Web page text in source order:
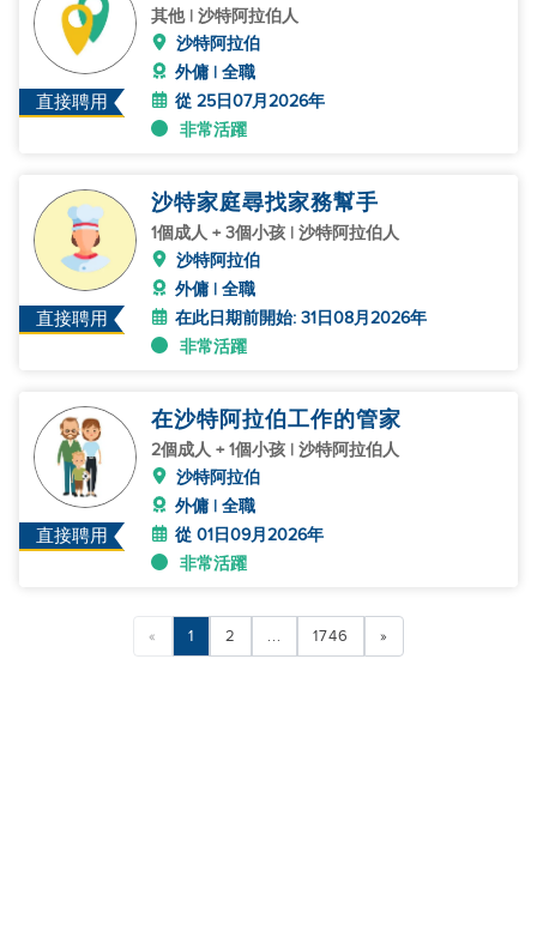
直接聘用
其他 | 沙特阿拉伯人
沙特阿拉伯
外傭 | 全職
從 25日07月2026年
非常活躍
直接聘用
沙特家庭尋找家務幫手
1個成人 + 3個小孩 | 沙特阿拉伯人
沙特阿拉伯
外傭 | 全職
在此日期前開始: 31日08月2026年
非常活躍
直接聘用
在沙特阿拉伯工作的管家
2個成人 + 1個小孩 | 沙特阿拉伯人
沙特阿拉伯
外傭 | 全職
從 01日09月2026年
非常活躍
« 1 2 ... 1746 »